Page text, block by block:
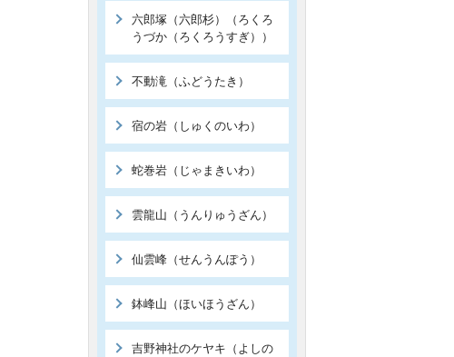
六郎塚（六郎杉）（ろくろ
うづか（ろくろうすぎ））
不動滝（ふどうたき）
宿の岩（しゅくのいわ）
蛇巻岩（じゃまきいわ）
雲龍山（うんりゅうざん）
仙雲峰（せんうんぽう）
鉢峰山（ほいほうざん）
吉野神社のケヤキ（よしの